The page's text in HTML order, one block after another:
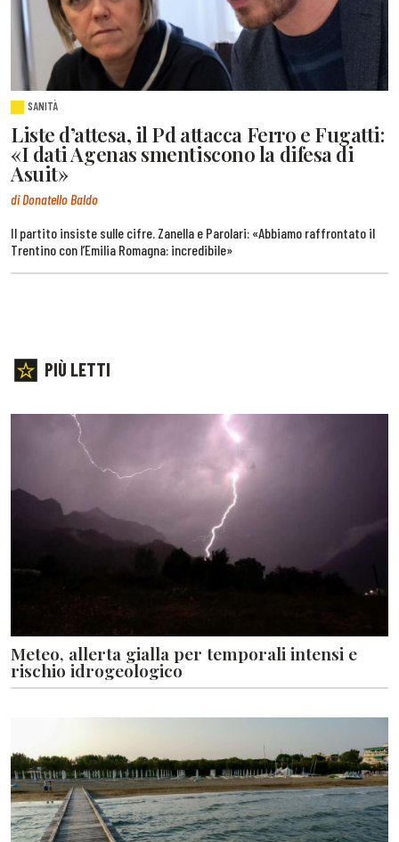
SANITÀ
Liste d’attesa, il Pd attacca Ferro e Fugatti:
«I dati Agenas smentiscono la difesa di
Asuit»
di Donatello Baldo
Il partito insiste sulle cifre. Zanella e Parolari: «Abbiamo raffrontato il
Trentino con l’Emilia Romagna: incredibile»
PIÙ LETTI
Meteo, allerta gialla per temporali intensi e
rischio idrogeologico